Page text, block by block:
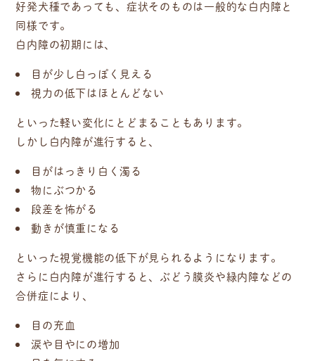
好発犬種であっても、症状そのものは一般的な白内障と
同様です。
白内障の初期には、
目が少し白っぽく見える
視力の低下はほとんどない
といった軽い変化にとどまることもあります。
しかし白内障が進行すると、
目がはっきり白く濁る
物にぶつかる
段差を怖がる
動きが慎重になる
といった視覚機能の低下が見られるようになります。
さらに白内障が進行すると、ぶどう膜炎や緑内障などの
合併症により、
目の充血
涙や目やにの増加